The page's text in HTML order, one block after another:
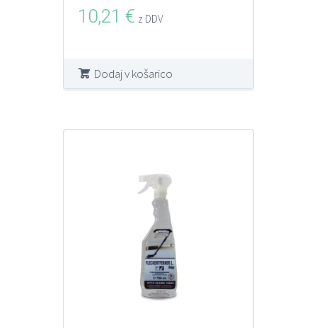
10,21 € z DDV
Dodaj v košarico